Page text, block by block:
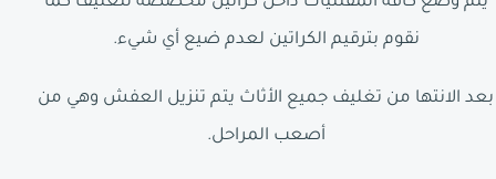
نقوم بترقيم الكراتين لعدم ضيع أي شيء.
بعد الانتها من تغليف جميع الأثاث يتم تنزيل العفش وهي من
أصعب المراحل.